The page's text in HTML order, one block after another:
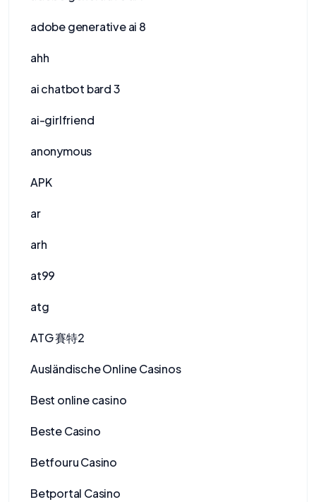
adobe generative ai 8
ahh
ai chatbot bard 3
ai-girlfriend
anonymous
APK
ar
arh
at99
atg
ATG 賽特2
Ausländische Online Casinos
Best online casino
Beste Casino
Betfouru Casino
Betportal Casino